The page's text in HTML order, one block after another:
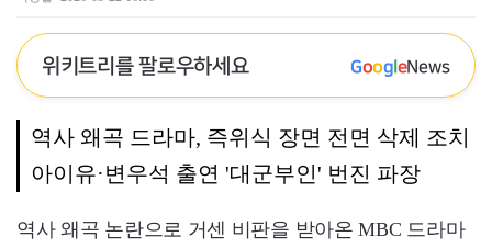
위키트리를 팔로우하세요 GoogleNews
역사 왜곡 드라마, 즉위식 장면 전면 삭제 조치
아이유·변우석 출연 '대군부인' 번진 파장
역사 왜곡 논란으로 거센 비판을 받아온 MBC 드라마